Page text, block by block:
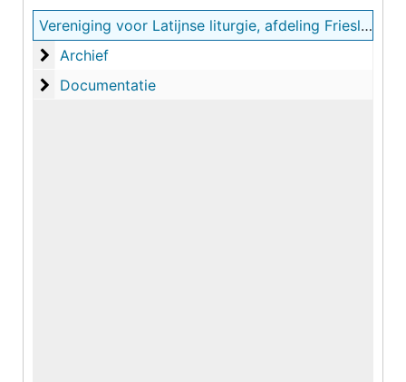
Vereniging voor Latijnse liturgie, afdeling Friesland
Archief
Archief
Documentatie
Documentatie